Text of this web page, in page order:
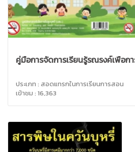
คู่มือการจัดการเรียนรู้รณรงค์เพื่อก
ประเภท : สอดแทรกในการเรียนการสอน
เข้าชม : 16,363